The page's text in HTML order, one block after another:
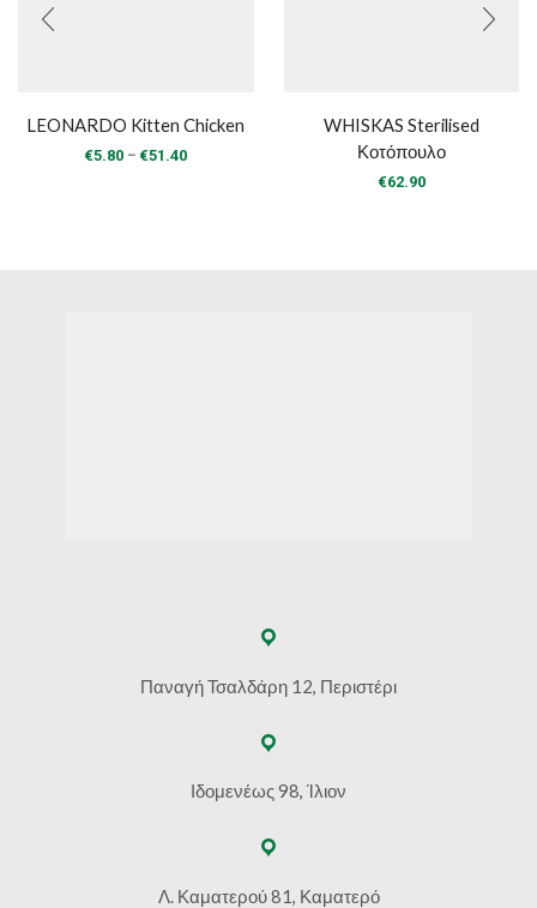
LEONARDO Kitten Chicken
€5.80 – €51.40Price
WHISKAS Sterilised
Κοτόπουλο
€62.90
Παναγή Τσαλδάρη 12, Περιστέρι
Ιδομενέως 98, Ίλιον
Λ. Καματερού 81, Καματερό